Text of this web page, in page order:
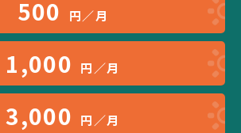
500 円／月
1,000 円／月
3,000 円／月